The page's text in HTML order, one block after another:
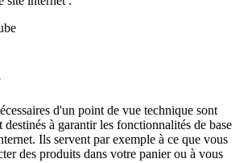
d'un point de vue technique sont
destinés à garantir les fonctionnalités de base
Ils servent par exemple à ce que vous
des produits dans votre panier ou à vous